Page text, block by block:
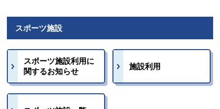
スポーツ施設
スポーツ施設利用に
関するお知らせ
施設利用